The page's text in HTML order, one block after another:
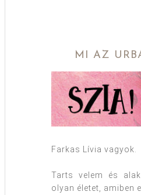
MI AZ
Farkas Lívia vagyok.
Tarts velem és
olyan életet, amiben